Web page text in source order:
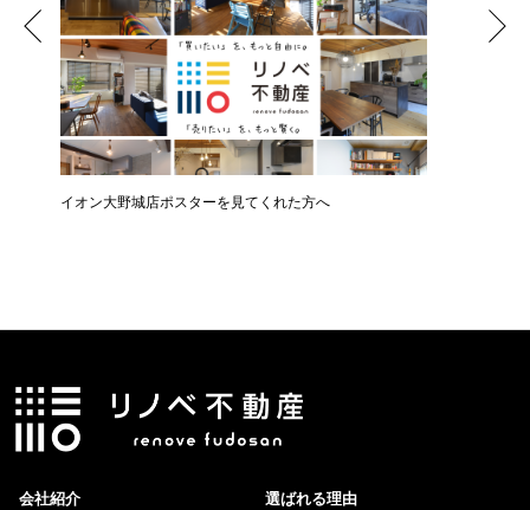
イオン大野城店ポスターを見てくれた方へ
会社紹介 選ばれる理由